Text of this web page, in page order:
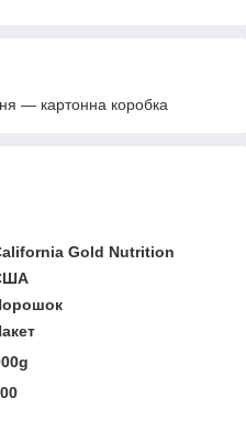
— картонна коробка
Gold Nutrition